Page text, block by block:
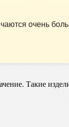
очень
Такие